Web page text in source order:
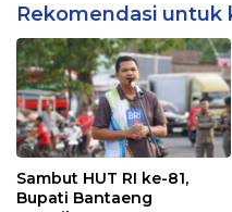
Rekomendasi untuk
Sambut HUT RI ke-81,
Bupati Bantaeng